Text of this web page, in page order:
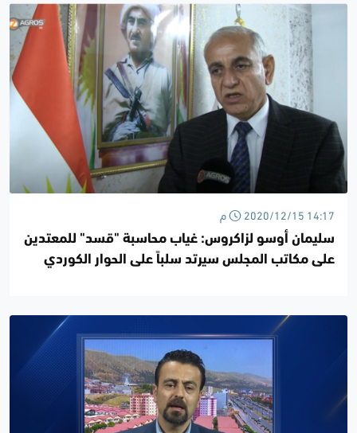
2020/12/15 14:17 م
سليمان أوسو لزاكروس: غياب محاسبة "قسد" للمعتدين
على مكاتب المجلس سيرتد سلباً على الحوار الكوردي